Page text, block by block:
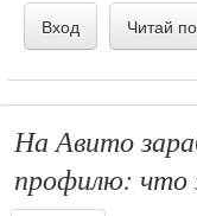
Вход Читай
На Авито
профилю: что